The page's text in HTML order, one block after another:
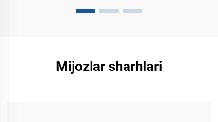
Mijozlar sharhlari